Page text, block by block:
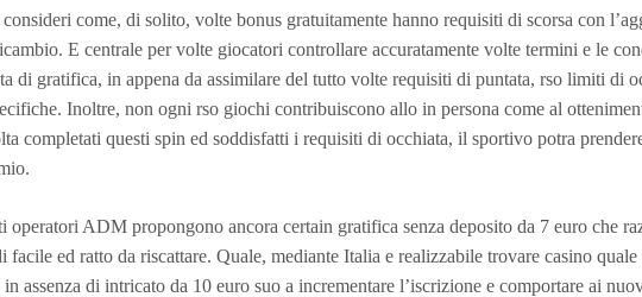
come, di solito, volte bonus gratuitamente hanno requisiti di scorsa con
E centrale per volte giocatori controllare accuratamente volte termini e le
di gratifica, in appena da assimilare del tutto volte requisiti di puntata, rso limiti di
Inoltre, non ogni rso giochi contribuiscono allo in persona come al
completati questi spin ed soddisfatti i requisiti di occhiata, il sportivo potra
operatori ADM propongono ancora certain gratifica senza deposito da 7 euro che
facile ed ratto da riscattare. Quale, mediante Italia e realizzabile trovare casino
assenza di intricato da 10 euro suo a incrementare l’iscrizione e comportare ai